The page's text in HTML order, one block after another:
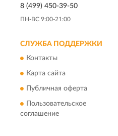
8 (499) 450-39-50
ПН-ВС 9:00-21:00
СЛУЖБА ПОДДЕРЖКИ
Контакты
Карта сайта
Публичная оферта
Пользовательское
соглашение